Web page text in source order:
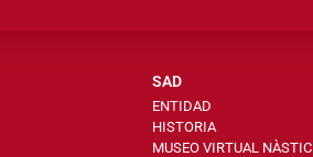
SAD
ENTIDAD
HISTORIA
MUSEO VIRTUAL NÀSTIC